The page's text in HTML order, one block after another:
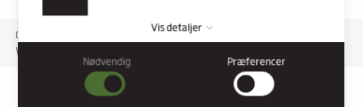
Vis detaljer
Nødvendig
Nødvendige cookies hjælper med at gøre en hjemmeside
Nødvendig Præferencer
Copyright © 2026 Rybners. All rights reserved.
Website: Co3